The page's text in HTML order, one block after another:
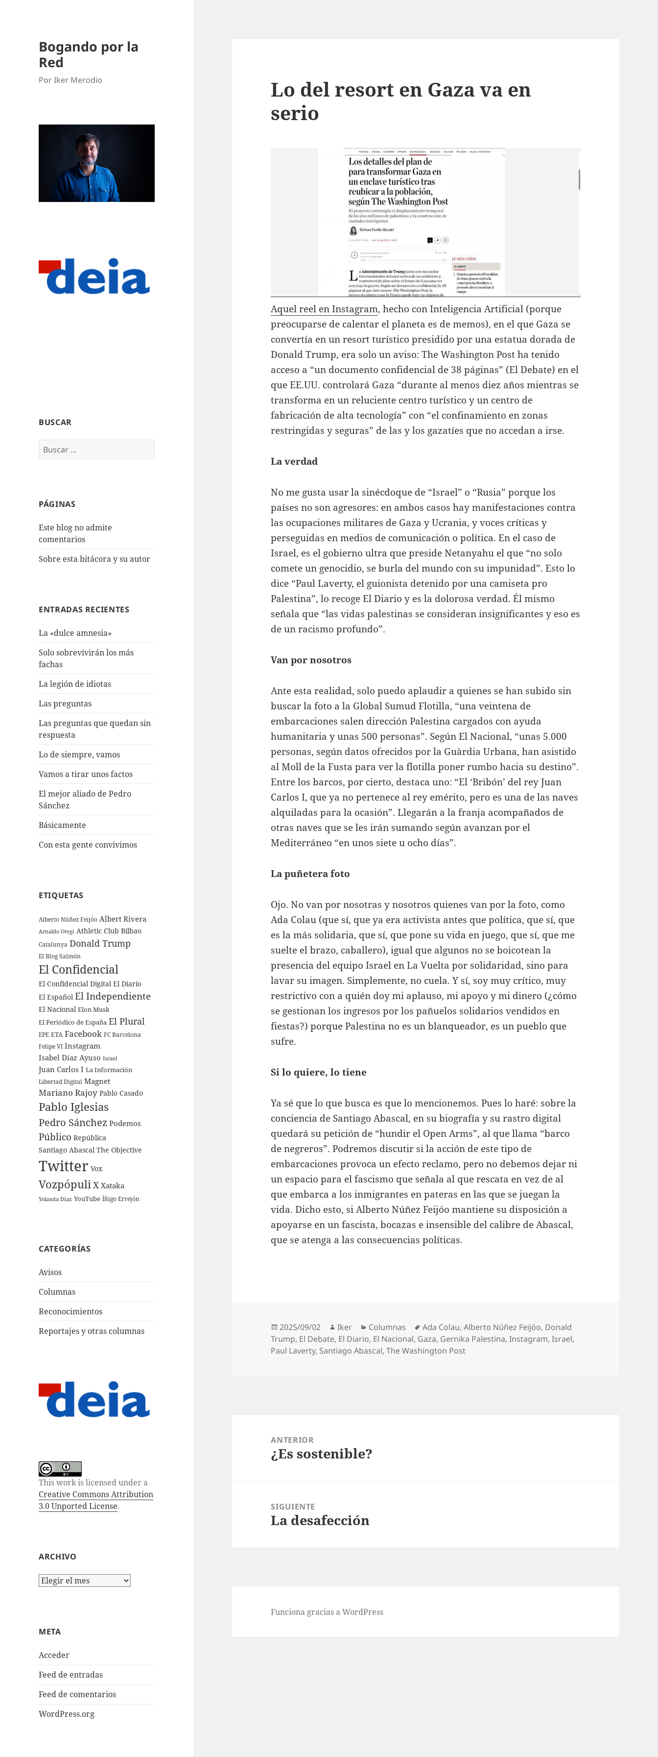
Bogando por la
Red
Por Iker Merodio
BUSCAR
Buscar:
PÁGINAS
Este blog no admite
comentarios
Sobre esta bitácora y su autor
ENTRADAS RECIENTES
La «dulce amnesia»
Solo sobrevivirán los más
fachas
La legión de idiotas
Las preguntas
Las preguntas que quedan sin
respuesta
Lo de siempre, vamos
Vamos a tirar unos factos
El mejor aliado de Pedro
Sánchez
Básicamente
Con esta gente convivimos
ETIQUETAS
Alberto Núñez Feijóo Albert Rivera
Arnaldo Otegi Athletic Club Bilbao
Catalunya Donald Trump
El Blog Salmón
El Confidencial
El Confidencial Digital El Diario
El Español El Independiente
El Nacional Elon Musk
El Periódico de España El Plural
EPE ETA Facebook FC Barcelona
Felipe VI Instagram
Isabel Díaz Ayuso Israel
Juan Carlos I La Información
Libertad Digital Magnet
Mariano Rajoy Pablo Casado
Pablo Iglesias
Pedro Sánchez Podemos
Público República
Santiago Abascal The Objective
Twitter Vox
Vozpópuli X Xataka
Yolanda Díaz YouTube Íñigo Errejón
CATEGORÍAS
Avisos
Columnas
Reconocimientos
Reportajes y otras columnas
This work is licensed under a
Creative Commons Attribution
3.0 Unported License.
ARCHIVO
Archivo
META
Acceder
Feed de entradas
Feed de comentarios
WordPress.org
Lo del resort en Gaza va en
serio
Aquel reel en Instagram, hecho con Inteligencia Artificial (porque
preocuparse de calentar el planeta es de memos), en el que Gaza se
convertía en un resort turístico presidido por una estatua dorada de
Donald Trump, era solo un aviso: The Washington Post ha tenido
acceso a “un documento confidencial de 38 páginas” (El Debate) en el
que EE.UU. controlará Gaza “durante al menos diez años mientras se
transforma en un reluciente centro turístico y un centro de
fabricación de alta tecnología” con “el confinamiento en zonas
restringidas y seguras” de las y los gazatíes que no accedan a irse.
La verdad
No me gusta usar la sinécdoque de “Israel” o “Rusia” porque los
países no son agresores: en ambos casos hay manifestaciones contra
las ocupaciones militares de Gaza y Ucrania, y voces críticas y
perseguidas en medios de comunicación o política. En el caso de
Israel, es el gobierno ultra que preside Netanyahu el que “no solo
comete un genocidio, se burla del mundo con su impunidad”. Esto lo
dice “Paul Laverty, el guionista detenido por una camiseta pro
Palestina”, lo recoge El Diario y es la dolorosa verdad. Él mismo
señala que “las vidas palestinas se consideran insignificantes y eso es
de un racismo profundo”.
Van por nosotros
Ante esta realidad, solo puedo aplaudir a quienes se han subido sin
buscar la foto a la Global Sumud Flotilla, “una veintena de
embarcaciones salen dirección Palestina cargados con ayuda
humanitaria y unas 500 personas”. Según El Nacional, “unas 5.000
personas, según datos ofrecidos por la Guàrdia Urbana, han asistido
al Moll de la Fusta para ver la flotilla poner rumbo hacia su destino”.
Entre los barcos, por cierto, destaca uno: “El ‘Bribón’ del rey Juan
Carlos I, que ya no pertenece al rey emérito, pero es una de las naves
alquiladas para la ocasión”. Llegarán a la franja acompañados de
otras naves que se les irán sumando según avanzan por el
Mediterráneo “en unos siete u ocho días”.
La puñetera foto
Ojo. No van por nosotras y nosotros quienes van por la foto, como
Ada Colau (que sí, que ya era activista antes que política, que sí, que
es la más solidaria, que sí, que pone su vida en juego, que sí, que me
suelte el brazo, caballero), igual que algunos no se boicotean la
presencia del equipo Israel en La Vuelta por solidaridad, sino para
lavar su imagen. Simplemente, no cuela. Y sí, soy muy crítico, muy
restrictivo con a quién doy mi aplauso, mi apoyo y mi dinero (¿cómo
se gestionan los ingresos por los pañuelos solidarios vendidos en
fiestas?) porque Palestina no es un blanqueador, es un pueblo que
sufre.
Si lo quiere, lo tiene
Ya sé que lo que busca es que lo mencionemos. Pues lo haré: sobre la
conciencia de Santiago Abascal, en su biografía y su rastro digital
quedará su petición de “hundir el Open Arms”, al que llama “barco
de negreros”. Podremos discutir si la acción de este tipo de
embarcaciones provoca un efecto reclamo, pero no debemos dejar ni
un espacio para el fascismo que señala al que rescata en vez de al
que embarca a los inmigrantes en pateras en las que se juegan la
vida. Dicho esto, si Alberto Núñez Feijóo mantiene su disposición a
apoyarse en un fascista, bocazas e insensible del calibre de Abascal,
que se atenga a las consecuencias políticas.
Publicado
el
2025/09/02 Autor
Iker Categorías
Columnas Etiquetas
Ada Colau,Alberto Núñez Feijóo, Donald
Trump, El Debate, El Diario, El Nacional, Gaza, Gernika Palestina,Instagram,Israel,
Paul Laverty, Santiago Abascal,The Washington Post
ANTERIOR
Entrada
¿Es sostenible?
SIGUIENTE
Entrada
La desafección
Funciona gracias a WordPress